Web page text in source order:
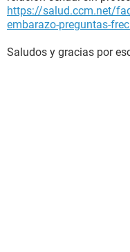
https://salud.ccm.net/
embarazo-preguntas-
Saludos y gracias por